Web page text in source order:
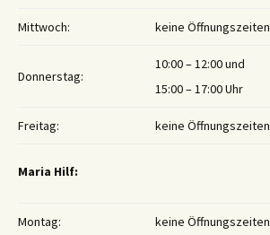
Mittwoch: keine Öffnungszeiten
Donnerstag:
10:00 – 12:00 und
15:00 – 17:00 Uhr
Freitag: keine Öffnungszeiten
Maria Hilf:
Montag: keine Öffnungszeiten